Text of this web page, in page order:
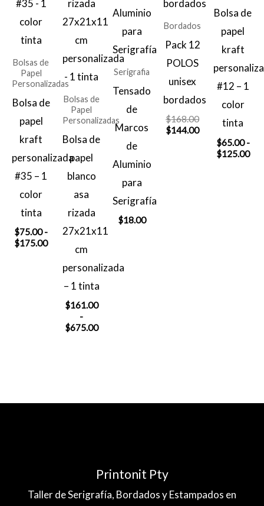
Bolsas de
Papel
Personalizadas
Bolsa de
papel
kraft
personalizada
#35 – 1
color
tinta
$75.00 -
$175.00Rango
precios:
desde
$75.00
hasta
$175.00
Bolsas de
Papel
Personalizadas
Bolsa de
papel
blanco
asa
rizada
27x21x11
cm
personalizada
– 1 tinta
$161.00
-
$675.00Rango
Serigrafia
Tensado
de
Marcos
de
Aluminio
para
Serigrafía
$18.00
Bordados
Pack 12
POLOS
unisex
bordados
$168.00El
precio
original
$144.00El
precio
actual
Bolsa de
papel
kraft
#12 – 1
color
tinta
$65.00 -
$125.00
Printonit Pty
Taller de Serigrafía, Bordados y Estampados en